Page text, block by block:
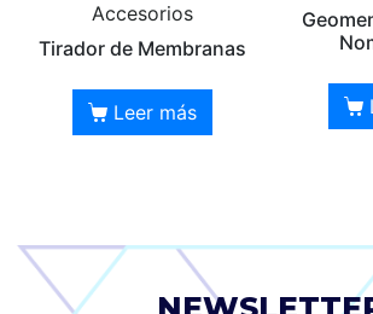
Accesorios
Tirador de Membranas
Leer más